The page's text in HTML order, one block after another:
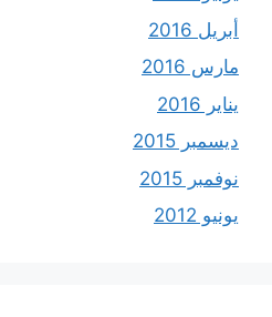
أبريل 2016
مارس 2016
يناير 2016
ديسمبر 2015
نوفمبر 2015
يونيو 2012